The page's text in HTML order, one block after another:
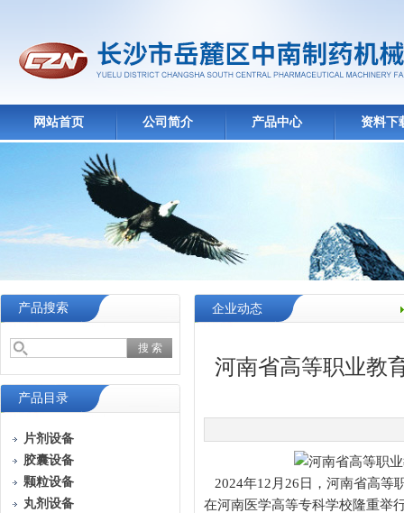
网站首页 公司简介 产品中心 资料下
产品搜索
产品目录
片剂设备
胶囊设备
颗粒设备
丸剂设备
企业动态
河南省高等职业教
2024年12月26日，河南省高等
在河南医学高等专科学校隆重举